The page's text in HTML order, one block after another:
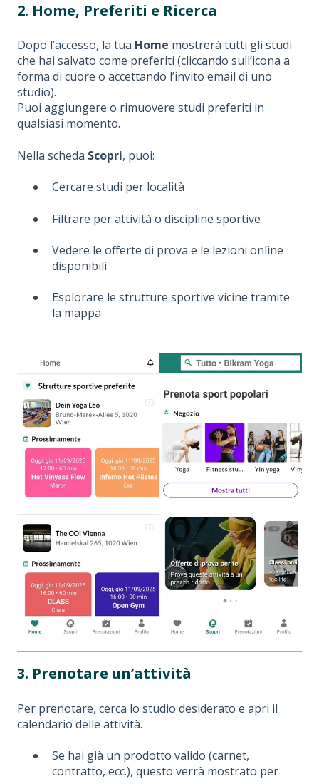
2. Home, Preferiti e Ricerca
Dopo l’accesso, la tua Home mostrerà tutti gli studi
che hai salvato come preferiti (cliccando sull’icona a
forma di cuore o accettando l’invito email di uno
studio).
Puoi aggiungere o rimuovere studi preferiti in
qualsiasi momento.
Nella scheda Scopri, puoi:
Cercare studi per località
Filtrare per attività o discipline sportive
Vedere le offerte di prova e le lezioni online
disponibili
Esplorare le strutture sportive vicine tramite
la mappa
3. Prenotare un’attività
Per prenotare, cerca lo studio desiderato e apri il
calendario delle attività.
Se hai già un prodotto valido (carnet,
contratto, ecc.), questo verrà mostrato per